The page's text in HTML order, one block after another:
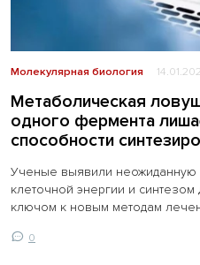
Молекулярная биология
Метаболическая
одного фермента
способности
Ученые выявили неожиданную
клеточной энергии и синтезом
ключом к новым методам
0